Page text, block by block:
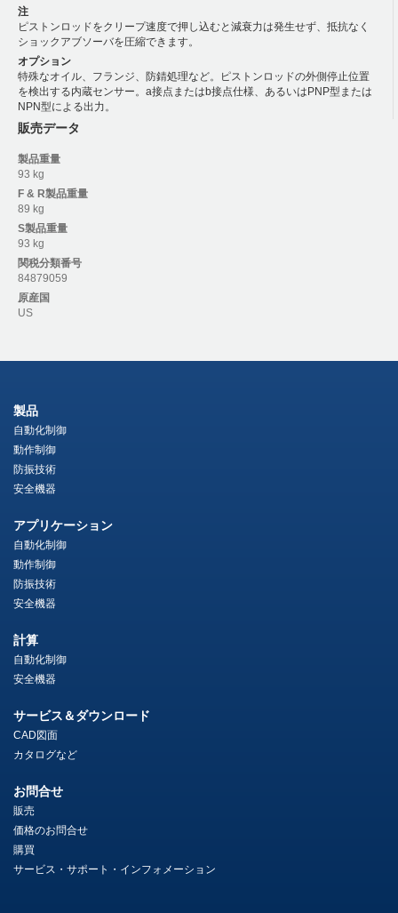
注
ピストンロッドをクリープ速度で押し込むと減衰力は発生せず、抵抗なく
ショックアブソーバを圧縮できます。
オプション
特殊なオイル、フランジ、防錆処理など。ピストンロッドの外側停止位置
を検出する内蔵センサー。a接点またはb接点仕様、あるいはPNP型または
NPN型による出力。
販売データ
製品重量
93 kg
F & R製品重量
89 kg
S製品重量
93 kg
関税分類番号
84879059
原産国
US
製品
自動化制御
動作制御
防振技術
安全機器
アプリケーション
自動化制御
動作制御
防振技術
安全機器
計算
自動化制御
安全機器
サービス＆ダウンロード
CAD図面
カタログなど
お問合せ
販売
価格のお問合せ
購買
サービス・サポート・インフォメーション